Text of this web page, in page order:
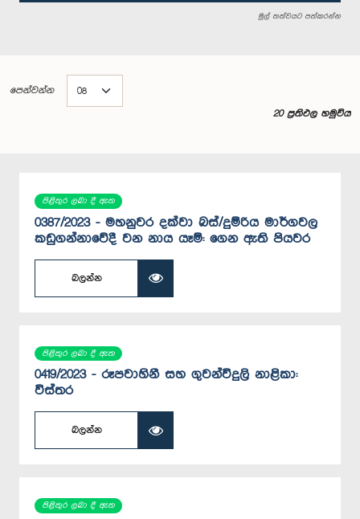
මුල් තත්වයට පත්කරන්න
පෙන්වන්න
20 ප්‍රතිඵල හමුවිය
පිළිතුර ලබා දී ඇත
0387/2023 - මහනුවර දක්වා බස්/දුම්රිය මාර්ගවල
කඩුගන්නාවේදී වන නාය යෑම්: ගෙන ඇති පියවර
බලන්න
පිළිතුර ලබා දී ඇත
0419/2023 - රූපවාහිනී සහ ගුවන්විදුලි නාළිකා:
විස්තර
බලන්න
පිළිතුර ලබා දී ඇත